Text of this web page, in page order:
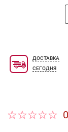
Базовые
ДОСТАВКА
СЕГОДНЯ